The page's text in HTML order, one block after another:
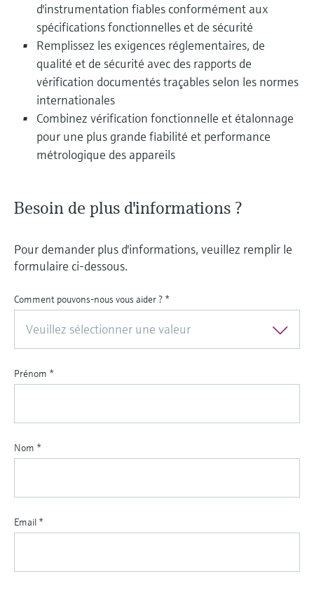
d'instrumentation fiables conformément aux
spécifications fonctionnelles et de sécurité
Remplissez les exigences réglementaires, de
qualité et de sécurité avec des rapports de
vérification documentés traçables selon les normes
internationales
Combinez vérification fonctionnelle et étalonnage
pour une plus grande fiabilité et performance
métrologique des appareils
Besoin de plus d'informations ?
Pour demander plus d'informations, veuillez remplir le
formulaire ci-dessous.
Comment pouvons-nous vous aider ? *
Veuillez sélectionner une valeur
Prénom *
Nom *
Email *